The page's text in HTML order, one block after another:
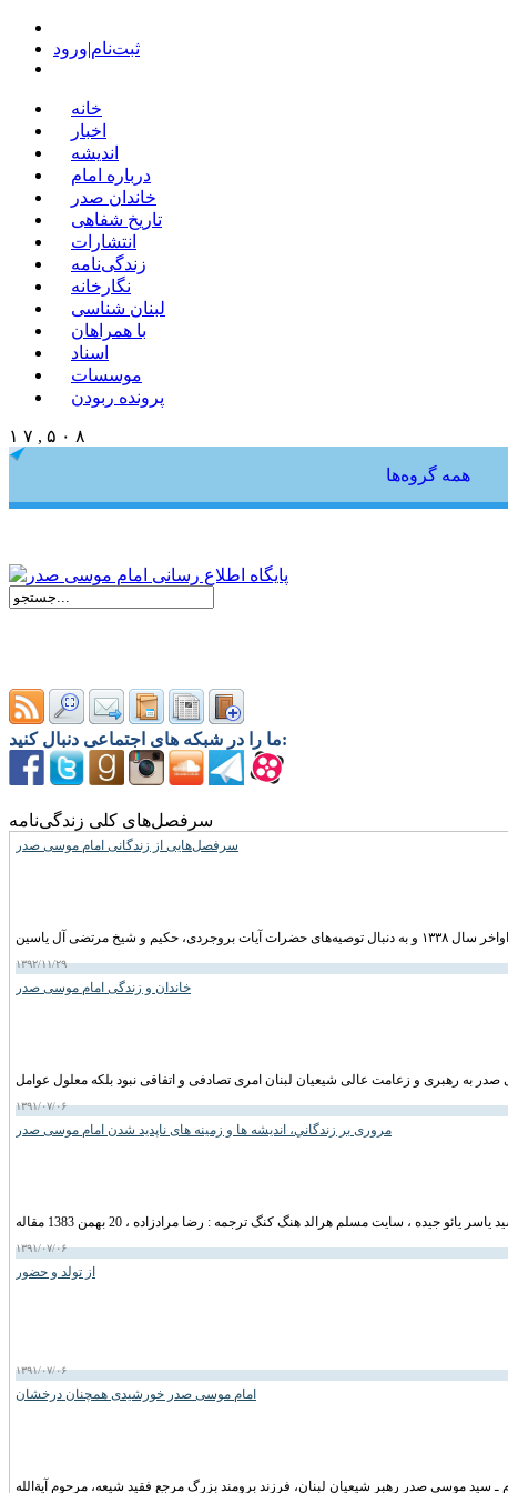
ثبت‌نام|ورود
خانه
اخبار
اندیشه
درباره امام
خاندان صدر
تاریخ شفاهی
انتشارات
زندگی‌نامه
نگارخانه
لبنان شناسی
با همراهان
اسناد
موسسات
پرونده ربودن
۱ ۷ , ۵ ۰ ۸
همه گروه‌ها
ما را در شبکه های اجتماعی دنبال کنید:
سرفصل‌های کلی زندگی‌نامه
سرفصل‌هایی از زندگانی امام موسی صدر
۱۳۹۲/۱۱/۲۹
خاندان و زندگی امام موسى صدر
۱۳۹۱/۰۷/۰۶
مروری بر زندگاني، انديشه ها و زمينه های ناپديد شدن امام موسی صدر
۱۳۹۱/۰۷/۰۶
از تولد و حضور
۱۳۹۱/۰۷/۰۶
امام موسی صدر خورشیدی همچنان درخشان